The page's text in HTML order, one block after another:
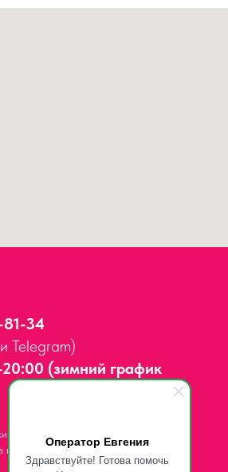
Оператор Евгения
Здравствуйте! Готова помочь
81-34
Telegram)
(зимний график
район,
и выходных.